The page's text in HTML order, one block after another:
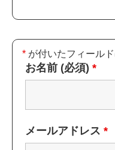
* が付いたフィール
お名前 (必須) *
メールアドレス *